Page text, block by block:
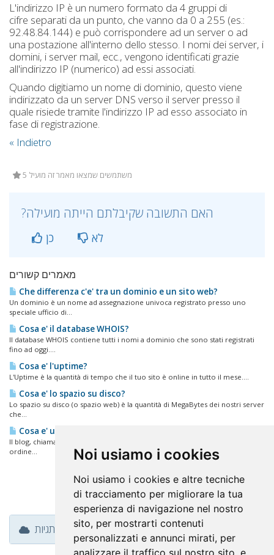
Noi usiamo i cookies
Noi usiamo i cookies e altre tecniche
di tracciamento per migliorare la tua
esperienza di navigazione nel nostro
sito, per mostrarti contenuti
personalizzati e annunci mirati, per
analizzare il traffico sul nostro sito, e
L'indirizzo IP è un numero formato da 4 gruppi di
cifre separati da un punto, che vanno da 0 a 255 (es.:
92.48.84.144) e può corrispondere ad un server o ad
una postazione all'interno dello stesso. I nomi dei server, i
domini, i server mail, ecc., vengono identificati grazie
all'indirizzo IP (numerico) ad essi associati.
Quando digitiamo un nome di dominio, questo viene
indirizzato da un server DNS verso il server presso il
quale risiede tramite l'indirizzo IP ad esso associato in
fase di registrazione.
« Indietro
5 משתמשים שמצאו מאמר זה מועיל
?האם התשובה שקיבלתם הייתה מועילה
כן לא
מאמרים קשורים
Che differenza c'e' tra un dominio e un sito web?
Un dominio è un nome ad assegnazione univoca registrato presso uno
speciale ufficio di...
Cosa e' il database WHOIS?
Il database WHOIS contiene tutti i nomi a dominio che sono stati registrati
fino ad oggi....
Cosa e' l'uptime?
L'Uptime è la quantità di tempo che il tuo sito è online in tutto il mese....
Cosa e' lo spazio su disco?
Lo spazio su disco (o spazio web) è la quantità di MegaBytes dei nostri server
che...
Cosa e' un blog (weblog) e a cosa serve?
Il blog, chiamato anche weblog, è una sequenza di contributi e articoli in
ordine...
ענן תגיות